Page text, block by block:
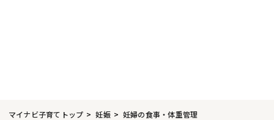
マイナビ子育てトップ 妊娠
妊婦の食事・体重管理